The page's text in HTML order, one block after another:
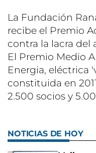
La Fundación
recibe el Premio
contra la lacra del
El Premio Medio
Energia, eléctrica
constituida en
2.500 socios y
NOTICIAS DE HOY